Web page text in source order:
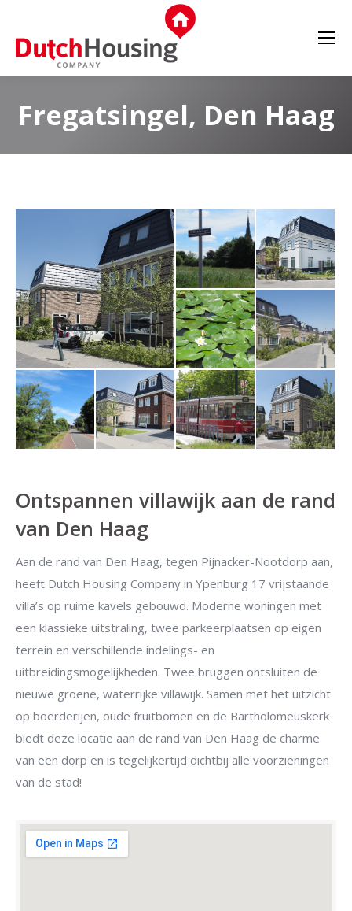
Fregatsingel, Den Haag
Ontspannen villawijk aan de rand
van Den Haag
Aan de rand van Den Haag, tegen Pijnacker-Nootdorp aan,
heeft Dutch Housing Company in Ypenburg 17 vrijstaande
villa’s op ruime kavels gebouwd. Moderne woningen met
een klassieke uitstraling, twee parkeerplaatsen op eigen
terrein en verschillende indelings- en
uitbreidingsmogelijkheden. Twee bruggen ontsluiten de
nieuwe groene, waterrijke villawijk. Samen met het uitzicht
op boerderijen, oude fruitbomen en de Bartholomeuskerk
biedt deze locatie aan de rand van Den Haag de charme
van een dorp en is tegelijkertijd dichtbij alle voorzieningen
van de stad!